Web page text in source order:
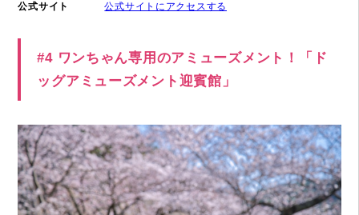
公式サイト
公式サイトにアクセスする
#4 ワンちゃん専用のアミューズメント！「ド
ッグアミューズメント迎賓館」